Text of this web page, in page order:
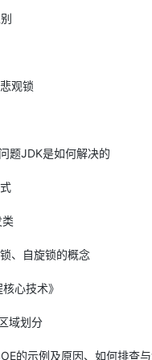
选）
什么？
279104
观锁
题JDK是如何解决的
、自旋锁的概念
心技术》
域划分
的示例及原因、如何排查